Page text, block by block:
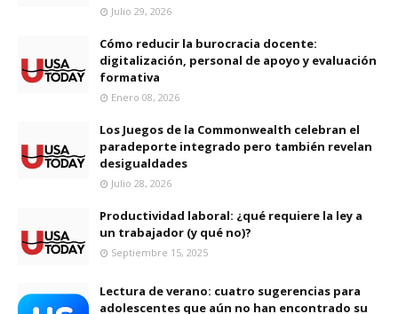
Julio 29, 2026
Cómo reducir la burocracia docente:
digitalización, personal de apoyo y evaluación
formativa
Enero 08, 2026
Los Juegos de la Commonwealth celebran el
paradeporte integrado pero también revelan
desigualdades
Julio 28, 2026
Productividad laboral: ¿qué requiere la ley a
un trabajador (y qué no)?
Septiembre 15, 2025
Lectura de verano: cuatro sugerencias para
adolescentes que aún no han encontrado su